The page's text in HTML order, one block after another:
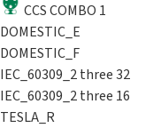
CCS COMBO 1
DOMESTIC_E
DOMESTIC_F
IEC_60309_2 three 32
IEC_60309_2 three 16
TESLA_R